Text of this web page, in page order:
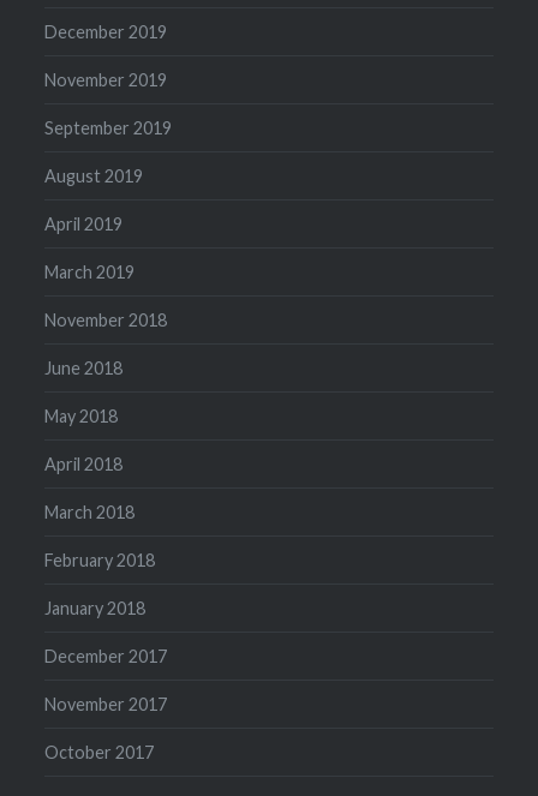
December 2019
November 2019
September 2019
August 2019
April 2019
March 2019
November 2018
June 2018
May 2018
April 2018
March 2018
February 2018
January 2018
December 2017
November 2017
October 2017